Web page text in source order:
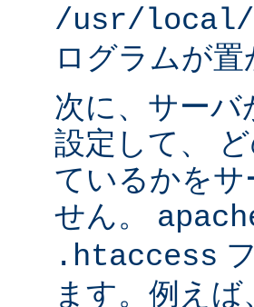
/usr/local/
ログラムが
次に、サー
設定して、
ているかを
せん。
.htaccess
ます。例え